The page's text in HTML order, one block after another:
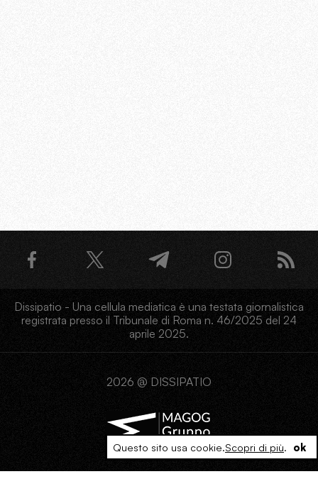
Dissipatio - Una cellula mediatica è una testata giornalistica
registrata presso il Tribunale di Roma n. 46/2025 del 24
aprile 2025.
2026 @ DISSIPATIO
Questo sito usa cookie.Scopri di più. ok